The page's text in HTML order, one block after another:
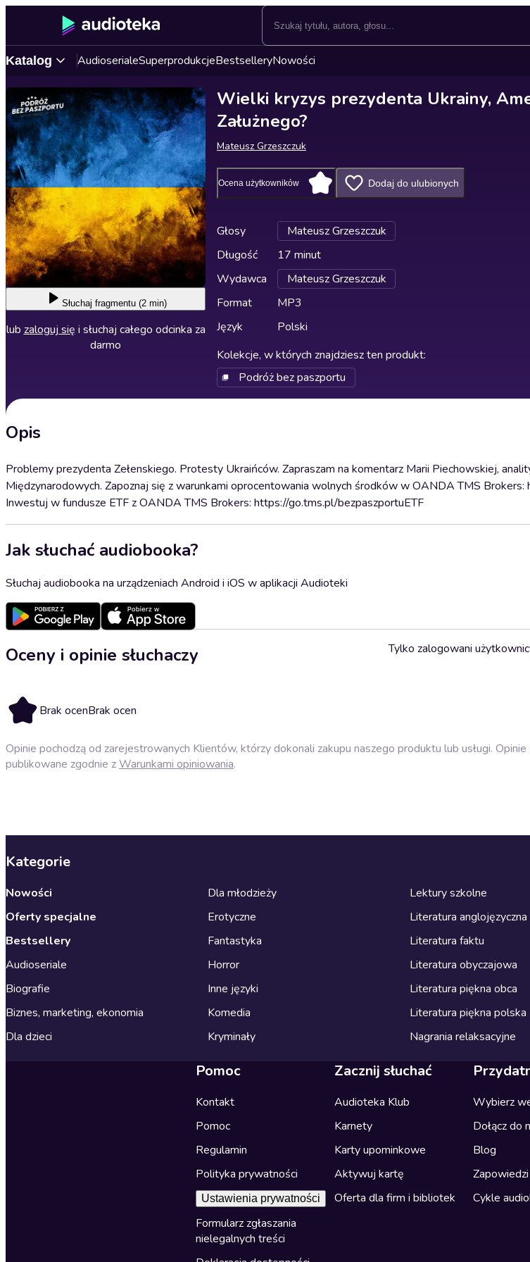
Katalog AudioserialeSuperprodukcjeBestselleryNowości
Słuchaj fragmentu (2 min)
lub zaloguj się i słuchaj całego odcinka za
darmo
Wielki kryzys prezydenta Ukrainy,
Załużnego?
Mateusz Grzeszczuk
Ocena użytkowników Dodaj do ulubionych
Głosy
Mateusz Grzeszczuk
Długość
17 minut
Wydawca
Mateusz Grzeszczuk
Format
MP3
Język
Polski
Kolekcje, w których znajdziesz ten produkt:
Podróż bez paszportu
Opis
Problemy prezydenta Zełenskiego. Protesty Ukraińców. Zapraszam na komentarz Marii Piechowskiej,
Międzynarodowych. Zapoznaj się z warunkami oprocentowania wolnych środków w OANDA TMS
Inwestuj w fundusze ETF z OANDA TMS Brokers: https://go.tms.pl/bezpaszportuETF
Jak słuchać audiobooka?
Słuchaj audiobooka na urządzeniach Android i iOS w aplikacji Audioteki
Oceny i opinie słuchaczy
Brak ocenBrak ocen
Tylko zalogowani
Opinie pochodzą od zarejestrowanych Klientów, którzy dokonali zakupu naszego produktu lub usługi.
publikowane zgodnie zWarunkami opiniowania.
Kategorie
Nowości
Oferty specjalne
Bestsellery
Audioseriale
Biografie
Biznes, marketing, ekonomia
Dla dzieci
Dla młodzieży
Erotyczne
Fantastyka
Horror
Inne języki
Komedia
Kryminały
Lektury szkolne
Literatura anglojęzyczna
Literatura faktu
Literatura obyczajowa
Literatura piękna obca
Literatura piękna polska
Nagrania relaksacyjne
Pomoc
Kontakt
Pomoc
Regulamin
Polityka prywatności
Ustawienia prywatności
Formularz zgłaszania
nielegalnych treści
Zacznij słuchać
Audioteka Klub
Karnety
Karty upominkowe
Aktywuj kartę
Oferta dla firm i bibliotek
Wybierz
Dołącz do
Blog
Zapowiedzi
Cykle